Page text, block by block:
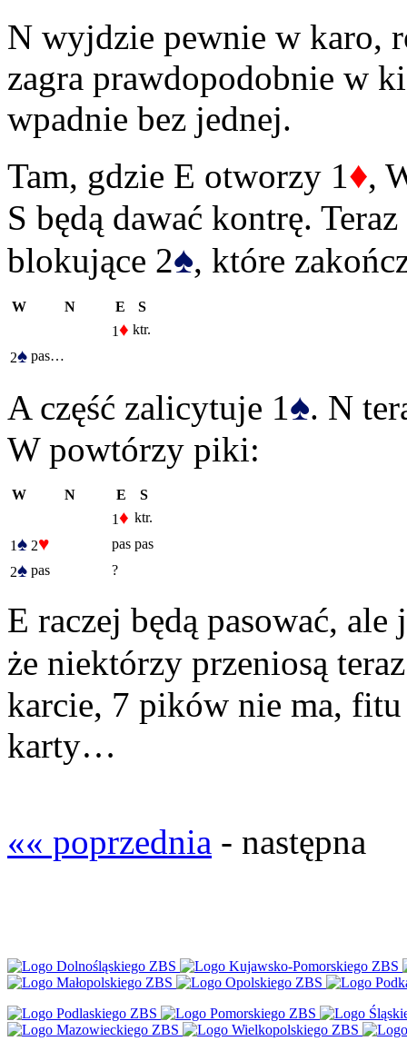
N wyjdzie pewnie w karo,
zagra prawdopodobnie w
wpadnie bez jednej.
Tam, gdzie E otworzy 1♦,
S będą dawać kontrę.
blokujące 2♠, które
W N E
S
1♦ ktr.
2♠ pas…
A część zalicytuje 1♠. N
W powtórzy piki:
W N E
S
1♦ ktr.
1♠ 2♥ pas pas
2♠ pas ?
E raczej będą pasować,
że niektórzy przeniosą
karcie, 7 pików nie ma,
karty…
«« poprzednia - następna